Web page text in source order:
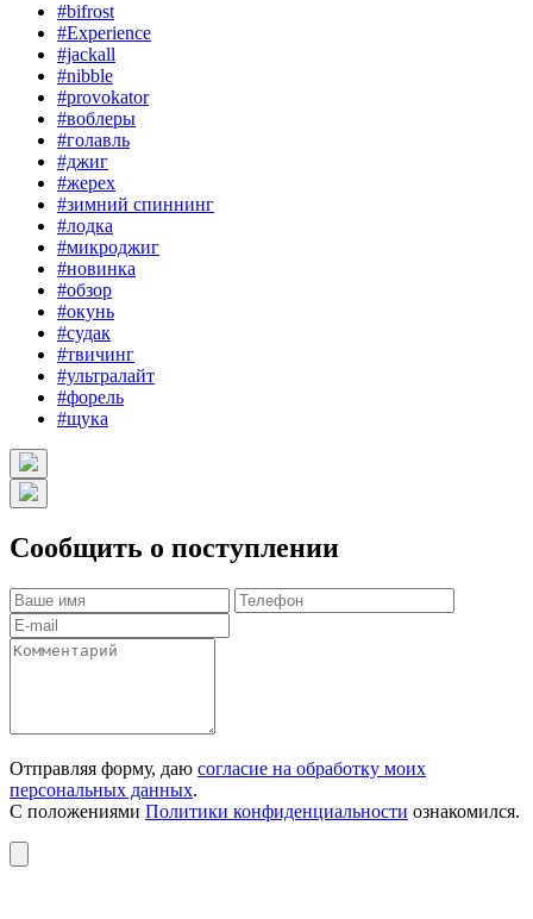
#bifrost
#Experience
#jackall
#nibble
#provokator
#воблеры
#голавль
#джиг
#жерех
#зимний спиннинг
#лодка
#микроджиг
#новинка
#обзор
#окунь
#судак
#твичинг
#ультралайт
#форель
#щука
Сообщить о поступлении
Отправляя форму, даю согласие на обработку моих
персональных данных.
С положениями Политики конфиденциальности ознакомился.